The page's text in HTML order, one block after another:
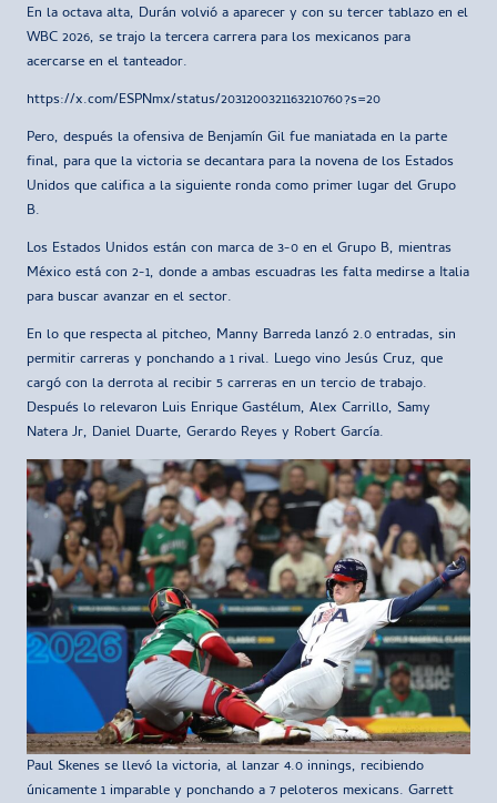
En la octava alta, Durán volvió a aparecer y con su tercer tablazo en el
WBC 2026, se trajo la tercera carrera para los mexicanos para
acercarse en el tanteador.
https://x.com/ESPNmx/status/2031200321163210760?s=20
Pero, después la ofensiva de Benjamín Gil fue maniatada en la parte
final, para que la victoria se decantara para la novena de los Estados
Unidos que califica a la siguiente ronda como primer lugar del Grupo
B.
Los Estados Unidos están con marca de 3-0 en el Grupo B, mientras
México está con 2-1, donde a ambas escuadras les falta medirse a Italia
para buscar avanzar en el sector.
En lo que respecta al pitcheo, Manny Barreda lanzó 2.0 entradas, sin
permitir carreras y ponchando a 1 rival. Luego vino Jesús Cruz, que
cargó con la derrota al recibir 5 carreras en un tercio de trabajo.
Después lo relevaron Luis Enrique Gastélum, Alex Carrillo, Samy
Natera Jr, Daniel Duarte, Gerardo Reyes y Robert García.
Paul Skenes se llevó la victoria, al lanzar 4.0 innings, recibiendo
únicamente 1 imparable y ponchando a 7 peloteros mexicans. Garrett